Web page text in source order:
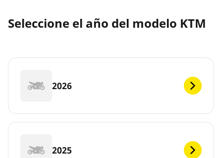
Seleccione el año del modelo KTM
2026
2025